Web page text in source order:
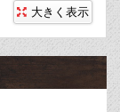
大きく表示